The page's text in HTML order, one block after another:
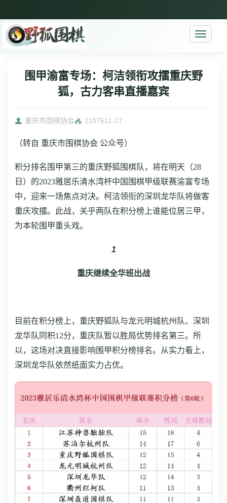
Toggle
围甲渝富专场：柯洁领衔攻擂重庆野
狐，古力客串直播嘉宾
重庆市围棋协会 1107611-27
（转自 重庆市围棋协会 公众号）
积分排名围甲第三的重庆野狐围棋队，将在明天（28
日）的2023雅居乐清水湾杯中国围棋甲级联赛渝富专场
中，迎来一场焦点对决。柯洁领衔的深圳龙华队将做客
重庆攻擂。此战，关乎两队在积分榜上谁能位居三甲，
为本轮围甲重头戏。
1
重庆继续全华班出战
目前在积分榜上，重庆野狐队与龙元明城杭州队、深圳
龙华队同积12分，重庆队暂以胜局优势排名第三。所
以，这场对决直接影响围甲积分榜排名。从实力看上，
深圳龙华队依然纸面实力占优。